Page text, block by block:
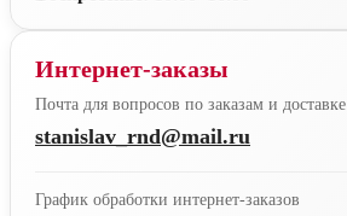
Интернет-заказы
Почта для вопросов по заказам и доставке
stanislav_rnd@mail.ru
График обработки интернет-заказов